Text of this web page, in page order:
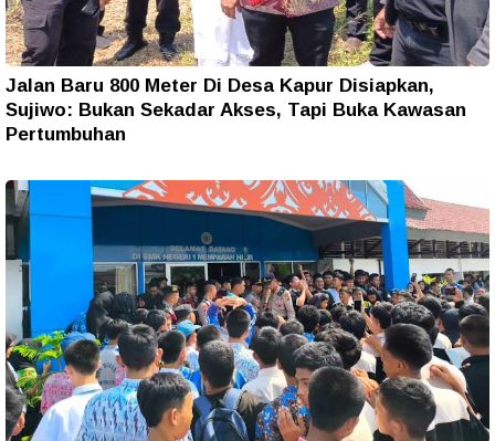
Jalan Baru 800 Meter Di Desa Kapur Disiapkan,
Sujiwo: Bukan Sekadar Akses, Tapi Buka Kawasan
Pertumbuhan